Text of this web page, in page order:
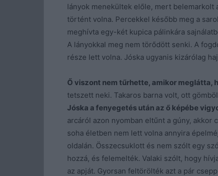
lányok menekültek előle, mert belemarkolt
történt volna. Percekkel később meg a
meghívta egy-két kupica pálinkára
A lányokkal meg nem törődött senki. A
része lett volna. Jóska ugyanis kizárólag
Ő viszont nem tűrhette, amikor meglátta,
tetszett neki. Takaros barna volt, ott
Jóska a fenyegetés után az ő képébe
arcáról azon nyomban eltűnt a gúny,
soha életben nem lett volna annyira
oldalán. Összecsuklott és nem szólt egy
hozzá, és felemelték. Valaki szólt, hogy
az apját. Gyorsan feltörölték azt a pár